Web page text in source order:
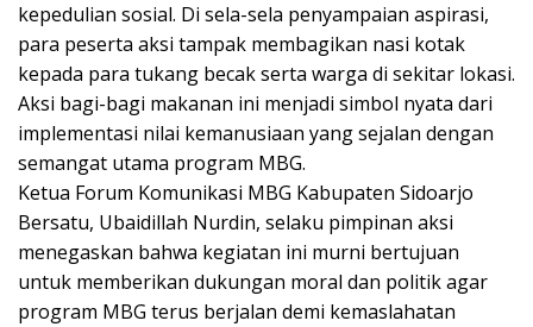
kepedulian sosial. Di sela-sela penyampaian aspirasi,
para peserta aksi tampak membagikan nasi kotak
kepada para tukang becak serta warga di sekitar lokasi.
Aksi bagi-bagi makanan ini menjadi simbol nyata dari
implementasi nilai kemanusiaan yang sejalan dengan
semangat utama program MBG.
Ketua Forum Komunikasi MBG Kabupaten Sidoarjo
Bersatu, Ubaidillah Nurdin, selaku pimpinan aksi
menegaskan bahwa kegiatan ini murni bertujuan
untuk memberikan dukungan moral dan politik agar
program MBG terus berjalan demi kemaslahatan